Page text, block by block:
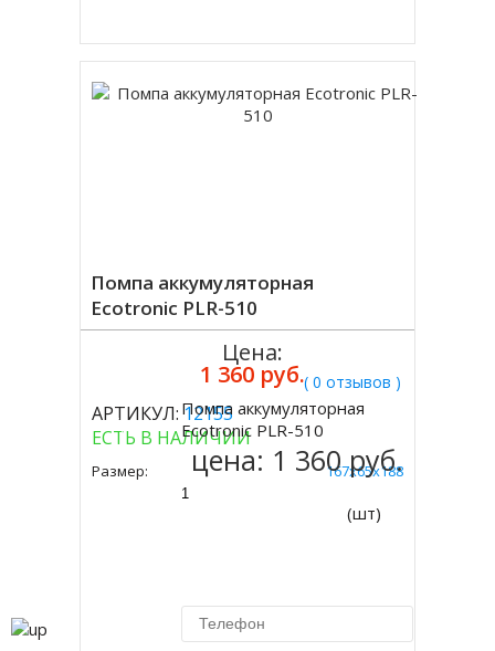
Помпа аккумуляторная
Ecotronic PLR-510
( 0 отзывов )
АРТИКУЛ:12155
ЕСТЬ В НАЛИЧИИ
Размер: 167x65x188
Цена:
1 360 руб.
Купить
Помпа аккумуляторная
Ecotronic PLR-510
цена: 1 360 руб.
(шт)